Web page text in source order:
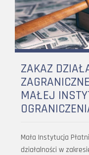
ZAKAZ
MAŁEJ
Mała Instytucja
działalności w